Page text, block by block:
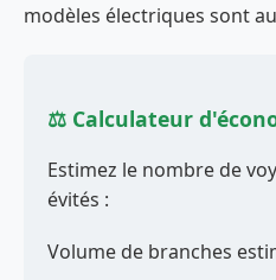
modèles électriques sont
⚖️ Calculateur
Estimez le nombre de
évités :
Volume de branches